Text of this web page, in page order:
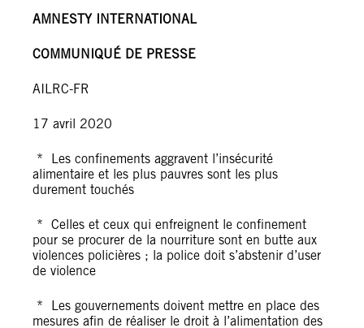
AMNESTY INTERNATIONAL
COMMUNIQUÉ DE PRESSE
AILRC-FR
17 avril 2020
* Les confinements aggravent l’insécurité
alimentaire et les plus pauvres sont les plus
durement touchés
* Celles et ceux qui enfreignent le confinement
pour se procurer de la nourriture sont en butte aux
violences policières ; la police doit s’abstenir d’user
de violence
* Les gouvernements doivent mettre en place des
mesures afin de réaliser le droit à l’alimentation des